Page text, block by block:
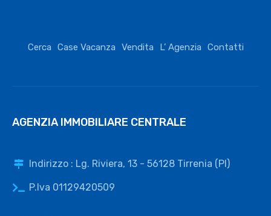
Cerca Case Vacanza Vendita L’ Agenzia Contatti
AGENZIA IMMOBILIARE CENTRALE
Indirizzo : Lg. Riviera, 13 - 56128 Tirrenia (PI)
P.Iva 01129420509